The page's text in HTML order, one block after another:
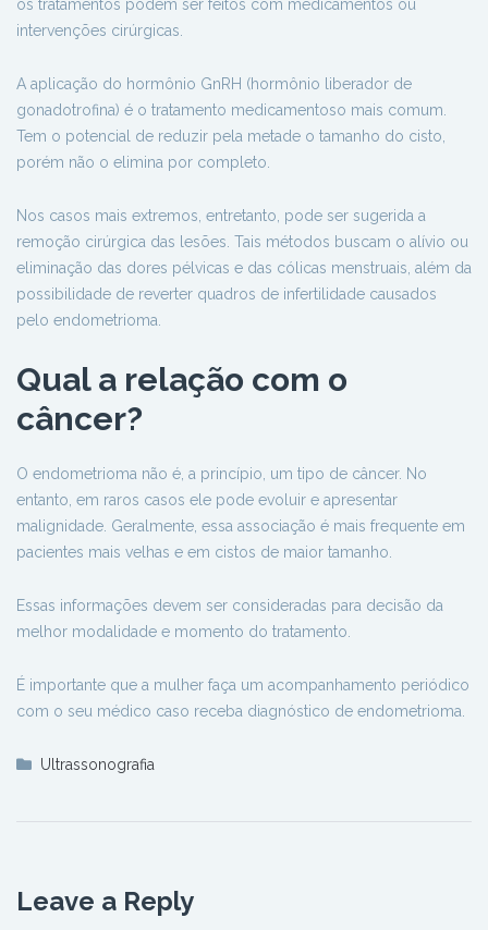
os tratamentos podem ser feitos com medicamentos ou
intervenções cirúrgicas.
A aplicação do hormônio GnRH (hormônio liberador de
gonadotrofina) é o tratamento medicamentoso mais comum.
Tem o potencial de reduzir pela metade o tamanho do cisto,
porém não o elimina por completo.
Nos casos mais extremos, entretanto, pode ser sugerida a
remoção cirúrgica das lesões. Tais métodos buscam o alívio ou
eliminação das dores pélvicas e das cólicas menstruais, além da
possibilidade de reverter quadros de infertilidade causados
pelo endometrioma.
Qual a relação com o
câncer?
O endometrioma não é, a princípio, um tipo de câncer. No
entanto, em raros casos ele pode evoluir e apresentar
malignidade. Geralmente, essa associação é mais frequente em
pacientes mais velhas e em cistos de maior tamanho.
Essas informações devem ser consideradas para decisão da
melhor modalidade e momento do tratamento.
É importante que a mulher faça um acompanhamento periódico
com o seu médico caso receba diagnóstico de endometrioma.
Ultrassonografia
Leave a Reply